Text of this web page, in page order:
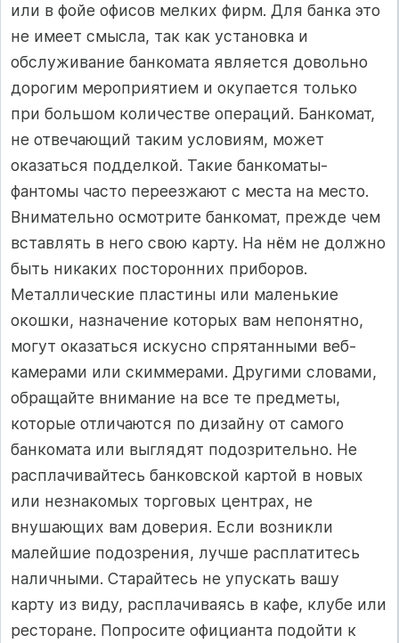
или в фойе офисов мелких фирм. Для банка это
не имеет смысла, так как установка и
обслуживание банкомата является довольно
дорогим мероприятием и окупается только
при большом количестве операций. Банкомат,
не отвечающий таким условиям, может
оказаться подделкой. Такие банкоматы-
фантомы часто переезжают с места на место.
Внимательно осмотрите банкомат, прежде чем
вставлять в него свою карту. На нём не должно
быть никаких посторонних приборов.
Металлические пластины или маленькие
окошки, назначение которых вам непонятно,
могут оказаться искусно спрятанными веб-
камерами или скиммерами. Другими словами,
обращайте внимание на все те предметы,
которые отличаются по дизайну от самого
банкомата или выглядят подозрительно. Не
расплачивайтесь банковской картой в новых
или незнакомых торговых центрах, не
внушающих вам доверия. Если возникли
малейшие подозрения, лучше расплатитесь
наличными. Старайтесь не упускать вашу
карту из виду, расплачиваясь в кафе, клубе или
ресторане. Попросите официанта подойти к